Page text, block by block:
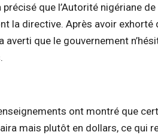
que l’Autorité nigériane de
la directive. Après avoir exhorté
que le gouvernement
ont montré que
mais plutôt en dollars, ce qui